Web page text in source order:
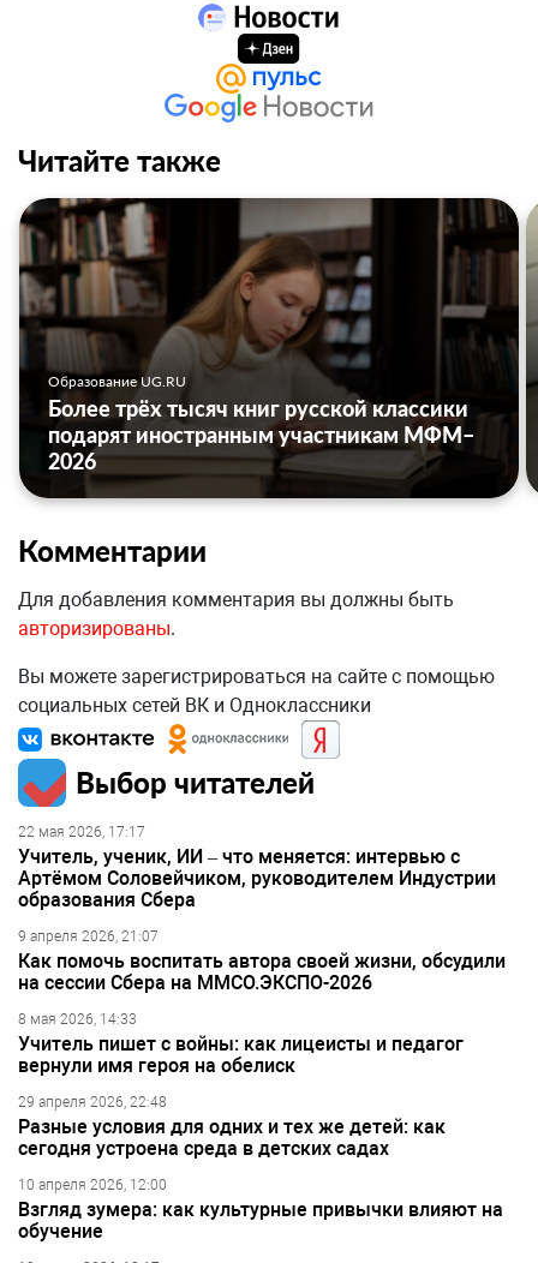
Читайте также
Образование UG.RU
Более трёх тысяч книг русской классики
подарят иностранным участникам МФМ–
2026
Комментарии
Для добавления комментария вы должны быть
авторизированы.
Вы можете зарегистрироваться на сайте с помощью
социальных сетей ВК и Одноклассники
Выбор читателей
22 мая 2026, 17:17
Учитель, ученик, ИИ – что меняется: интервью с
Артёмом Соловейчиком, руководителем Индустрии
образования Сбера
9 апреля 2026, 21:07
Как помочь воспитать автора своей жизни, обсудили
на сессии Сбера на ММСО.ЭКСПО-2026
8 мая 2026, 14:33
Учитель пишет с войны: как лицеисты и педагог
вернули имя героя на обелиск
29 апреля 2026, 22:48
Разные условия для одних и тех же детей: как
сегодня устроена среда в детских садах
10 апреля 2026, 12:00
Взгляд зумера: как культурные привычки влияют на
обучение